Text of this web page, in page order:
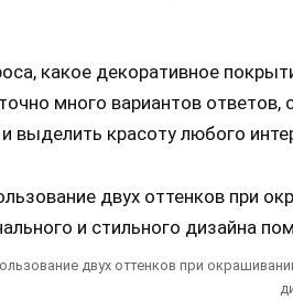
какое декоративное
много вариантов
выделить красоту любого
двух оттенков при